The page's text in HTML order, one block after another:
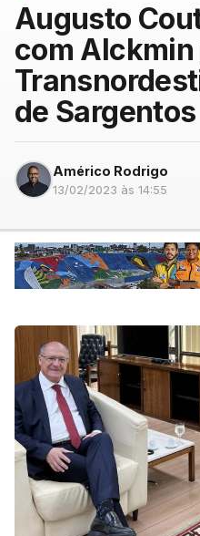
Augusto
com
de Sargentos
Américo Rodrigo
13/02/2023 às 14:55